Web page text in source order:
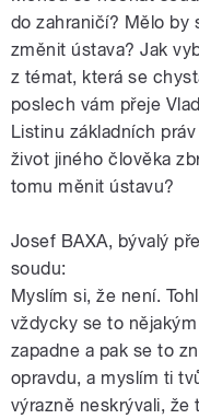
do zahraničí? Mělo by
změnit ústava? Jak
z témat, která se
poslech vám přeje
Listinu základních
život jiného člověka
tomu měnit ústavu?
Josef BAXA, bývalý
soudu:
Myslím si, že není.
vždycky se to
zapadne a pak se to
opravdu, a myslím ti
výrazně neskrývali, že